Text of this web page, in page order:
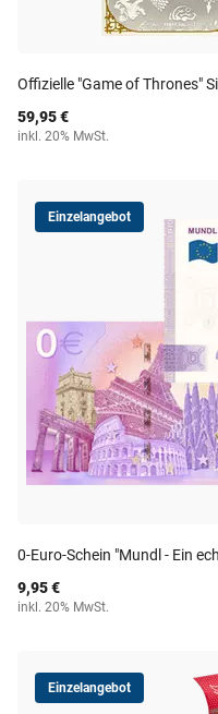
Offizielle "Game of Thrones"
59,95 €
inkl. 20% MwSt.
Einzelangebot
0-Euro-Schein "Mundl - Ein
9,95 €
inkl. 20% MwSt.
Einzelangebot